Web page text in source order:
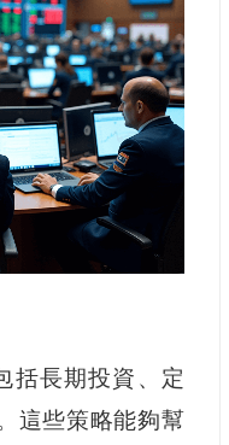
括長期投資、定
這些策略能夠幫